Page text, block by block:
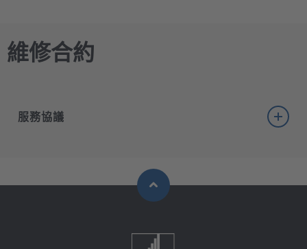
維修合約
服務協議
面的服務協議，讓客戶能在協議期間計算固定的維修成
我們根據您的需要和要求，量身打造您的服務協議。貝